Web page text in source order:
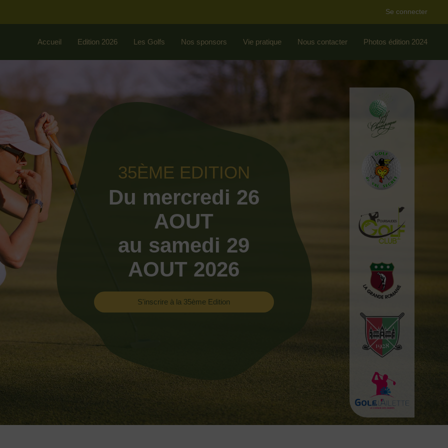
Se connecter
Accueil Edition 2026 Les Golfs Nos sponsors Vie pratique Nous contacter Photos édition 2024
35ÈME EDITION
Du mercredi 26
AOUT
au samedi 29
AOUT 2026
S'inscrire à la 35ème Edition